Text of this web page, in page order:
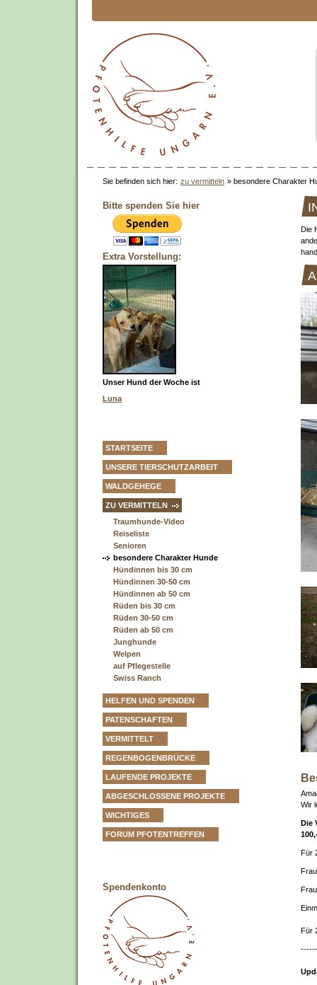
Sie befinden sich hier: zu vermitteln » besondere Charakter
Bitte spenden Sie hier
Extra Vorstellung:
Unser Hund der Woche ist
Luna
STARTSEITE
UNSERE TIERSCHUTZARBEIT
WALDGEHEGE
ZU VERMITTELN
Traumhunde-Video
Reiseliste
Senioren
besondere Charakter Hunde
Hündinnen bis 30 cm
Hündinnen 30-50 cm
Hündinnen ab 50 cm
Rüden bis 30 cm
Rüden 30-50 cm
Rüden ab 50 cm
Junghunde
Welpen
auf Pflegestelle
Swiss Ranch
HELFEN UND SPENDEN
PATENSCHAFTEN
VERMITTELT
REGENBOGENBRÜCKE
LAUFENDE PROJEKTE
ABGESCHLOSSENE PROJEKTE
WICHTIGES
FORUM PFOTENTREFFEN
Spendenkonto
Die
Wir
Die
Für
Für